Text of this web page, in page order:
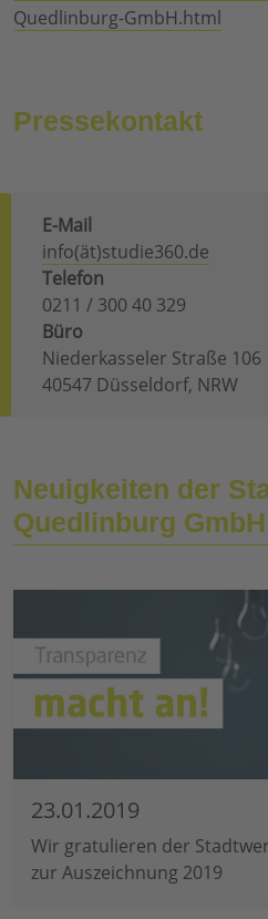
Quedlinburg-GmbH.html
Pressekontakt
E-Mail
info(ät)studie360.de
Telefon
0211 / 300 40 329
Büro
Niederkasseler Straße 106
40547 Düsseldorf, NRW
Neuigkeiten der
Quedlinburg GmbH
23.01.2019
Wir gratulieren der
zur Auszeichnung 2019